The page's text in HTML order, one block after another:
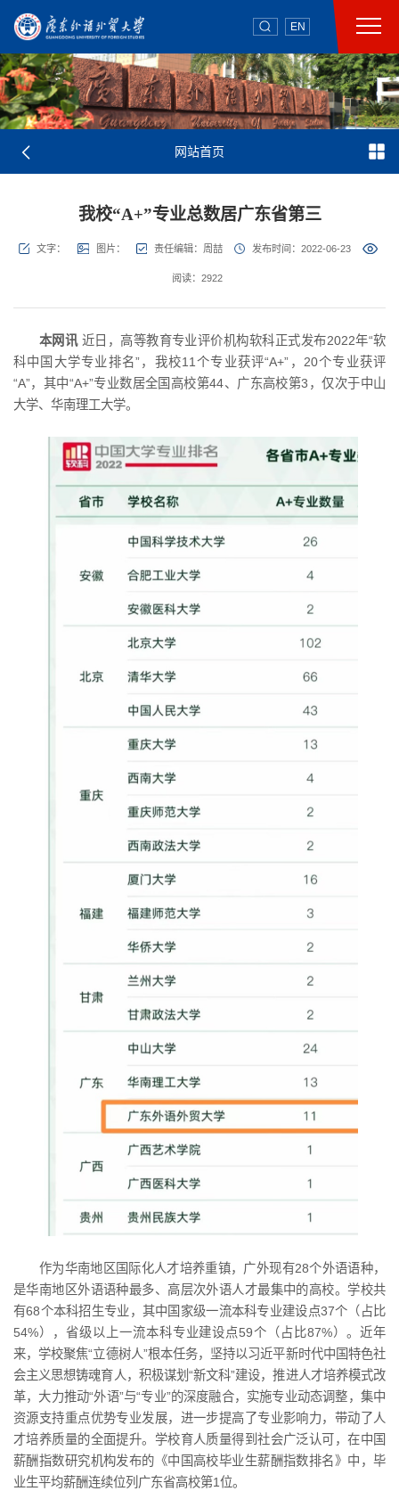
EN
网站首页
我校“A+”专业总数居广东省第三
文字： 图片： 责任编辑：周喆 发布时间：2022-06-23
阅读：2922
本网讯 近日，高等教育专业评价机构软科正式发布2022年“软
科中国大学专业排名”，我校11个专业获评“A+”，20个专业获评
“A”，其中“A+”专业数居全国高校第44、广东高校第3，仅次于中山
大学、华南理工大学。
作为华南地区国际化人才培养重镇，广外现有28个外语语种，
是华南地区外语语种最多、高层次外语人才最集中的高校。学校共
有68个本科招生专业，其中国家级一流本科专业建设点37个（占比
54%），省级以上一流本科专业建设点59个（占比87%）。近年
来，学校聚焦“立德树人”根本任务，坚持以习近平新时代中国特色社
会主义思想铸魂育人，积极谋划“新文科”建设，推进人才培养模式改
革，大力推动“外语”与“专业”的深度融合，实施专业动态调整，集中
资源支持重点优势专业发展，进一步提高了专业影响力，带动了人
才培养质量的全面提升。学校育人质量得到社会广泛认可，在中国
薪酬指数研究机构发布的《中国高校毕业生薪酬指数排名》中，毕
业生平均薪酬连续位列广东省高校第1位。